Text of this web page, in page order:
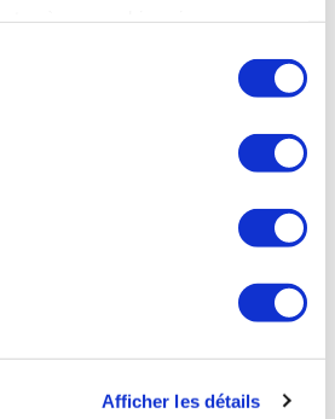
Afficher les détails
européen : l’aviation demande
le statut quo
du marché carbone européen,